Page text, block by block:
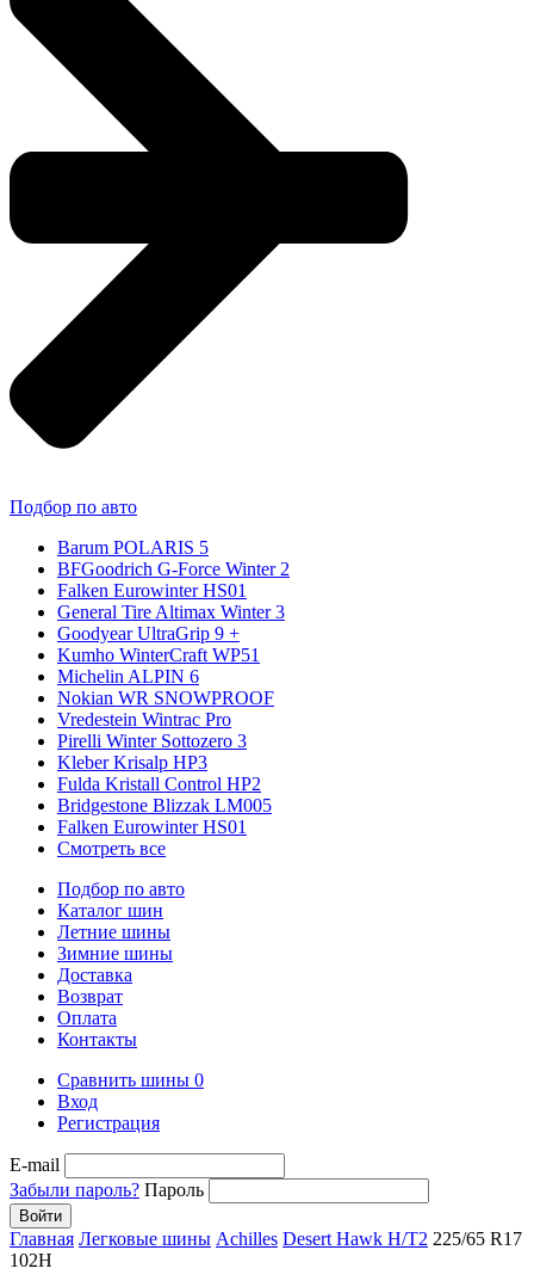
Подбор по авто
Barum POLARIS 5
BFGoodrich G-Force Winter 2
Falken Eurowinter HS01
General Tire Altimax Winter 3
Goodyear UltraGrip 9 +
Kumho WinterCraft WP51
Michelin ALPIN 6
Nokian WR SNOWPROOF
Vredestein Wintrac Pro
Pirelli Winter Sottozero 3
Kleber Krisalp HP3
Fulda Kristall Control HP2
Bridgestone Blizzak LM005
Falken Eurowinter HS01
Смотреть все
Подбор по авто
Каталог шин
Летние шины
Зимние шины
Доставка
Возврат
Оплата
Контакты
Сравнить шины 0
Вход
Регистрация
E-mail
Забыли пароль? Пароль
Войти
Главная Легковые шины Achilles Desert Hawk H/T2 225/65 R17
102H